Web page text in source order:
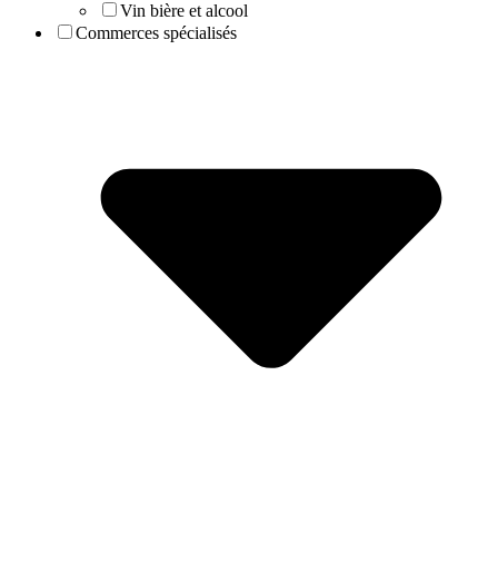
Vin bière et alcool
Commerces spécialisés